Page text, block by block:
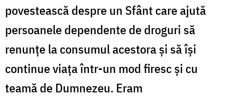
cu
brio
și
să
povestească despre un Sfânt care ajută
persoanele dependente de droguri să
renunțe la consumul acestora și să își
continue viața într-un mod firesc și cu
teamă de Dumnezeu. Eram